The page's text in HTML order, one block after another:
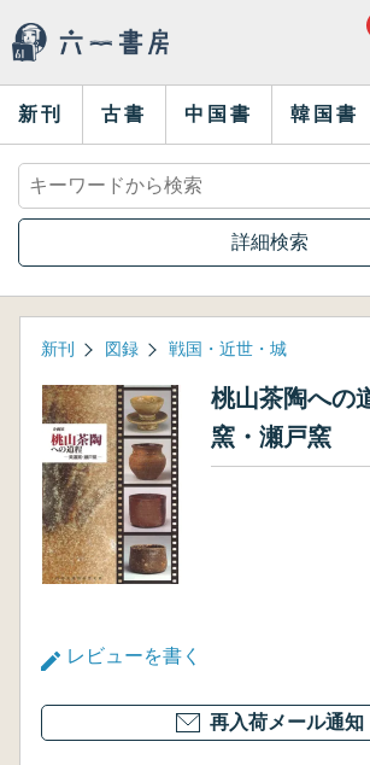
新刊 古書 中国書 韓国書
詳細検索
新刊 図録 戦国・近世・城
桃山茶陶へ
窯・瀬戸窯
レビューを書く
再入荷メール通知